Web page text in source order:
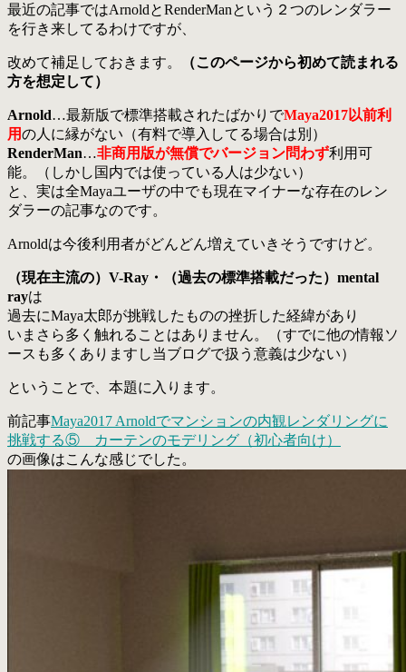
最近の記事ではArnoldとRenderManという２つのレンダラー
を行き来してるわけですが、
改めて補足しておきます。
（このページから初めて読まれる
方を想定して）
Arnold…最新版で標準搭載されたばかりでMaya2017以前利
用の人に縁がない（有料で導入してる場合は別）
RenderMan…非商用版が無償でバージョン問わず利用可
能。（しかし国内では使っている人は少ない）
と、実は全Mayaユーザの中でも現在マイナーな存在のレン
ダラーの記事なのです。
Arnoldは今後利用者がどんどん増えていきそうですけど。
（現在主流の）V-Ray・（過去の標準搭載だった）mental
rayは
過去にMaya太郎が挑戦したものの挫折した経緯があり
いまさら多く触れることはありません。（すでに他の情報ソ
ースも多くありますし当ブログで扱う意義は少ない）
ということで、本題に入ります。
前記事Maya2017 Arnoldでマンションの内観レンダリングに
挑戦する⑤ カーテンのモデリング（初心者向け）
の画像はこんな感じでした。